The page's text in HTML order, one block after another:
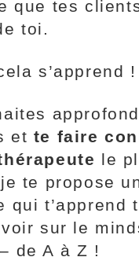
que tes
toi.
s’apprend !
et te faire
le
te propose
qui t’apprend
sur le
de A à Z !